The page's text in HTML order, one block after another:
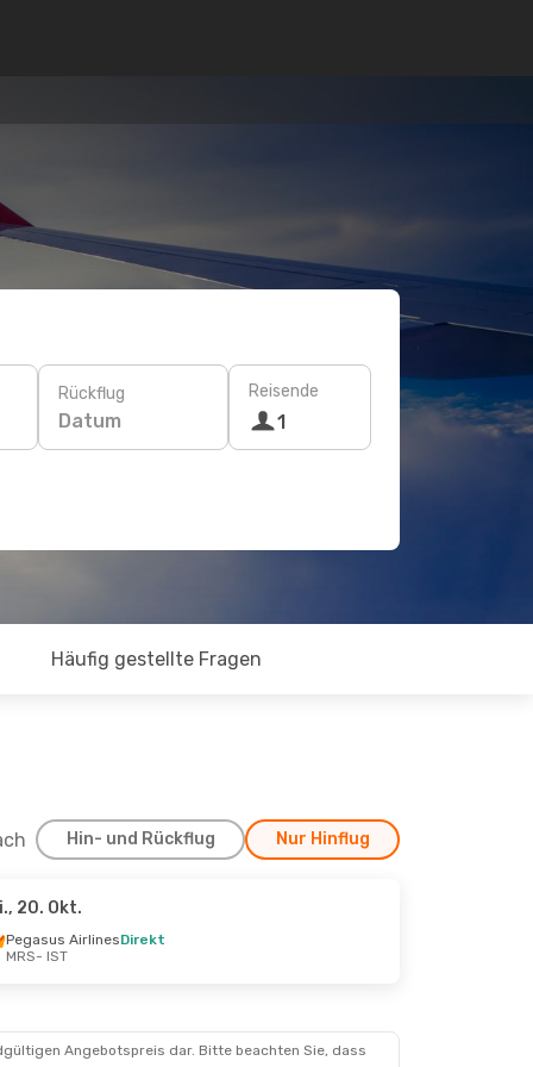
Rückflug
Datum
Reisende
1
Häufig gestellte Fragen
Hin- und Rückflug Nur Hinflug
20. Okt.
Pegasus AirlinesDirekt
MRS- IST
Angebotspreis dar. Bitte beachten Sie, dass